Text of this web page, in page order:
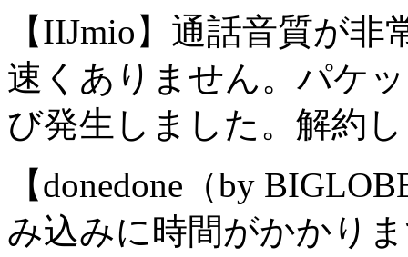
【IIJmio】通話音質が
速くありません。パケ
び発生しました。解約
【donedone（by
み込みに時間がかかり